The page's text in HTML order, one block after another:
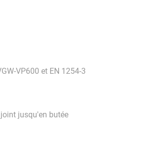
VP600 et EN 1254-3
jusqu'en butée